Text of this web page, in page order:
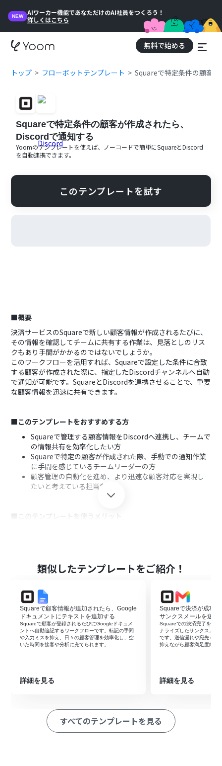
NEW
AIワーカー機能であなただけのAI社員をつくろう！
詳しくはこちら
無料で始める
トップ フローボットテンプレート Squareで特定条件の顧客
Squareで特定条件の顧客が作成されたら、
Discordで通知する
Yoomのテンプレートを使えば、ノーコードで簡単にSquareとDiscord
を自動連携できます。
このテンプレートを試す
■概要
決済サービスのSquareで新しい顧客情報が作成されるたびに、
その情報を確認してチームに共有する作業は、見落としのリス
クもあり手間がかかるのではないでしょうか。
このワークフローを活用すれば、Squareで設定した条件に合致
する顧客が作成された際に、指定したDiscordチャンネルへ自動
で通知が可能です。SquareとDiscordを連携させることで、重要
な顧客情報を迅速に共有できます。
■このテンプレートをおすすめする方
Squareで管理する顧客情報をDiscordへ連携し、チームで
の情報共有を効率化したい方
Squareで特定の顧客が作成された際、手動での通知作業
に手間を感じているチームリーダーの方
顧客管理の自動化を進め、より迅速な顧客対応を実現し
たいと考えている担当者の方
■このテンプレートを使うメリット
達漏れや遅延といったヒューマンエラーを防ぎ、迅速な情
■フローボットの流れ
はじめに、SquareとDiscordをYoomと連携します。
次に、トリガーでSquareを選択し、「顧客が作成された
ら」というアクションを設定します。
ようにします。
最後に、オペレーションでDiscordを選択し、「メッセー
※「トリガー」：フロー起動のきっかけとなるアクション、「オ
ペレーション」：トリガー起動後、フロー内で処理を行うアク
類似したテンプレートをご紹介！
Squareで顧客情報が追加されたら、Google
ドキュメントにテキストを追加する
Squareで顧客が登録されるたびにGoogleドキュメ
ントへ自動追記するワークフローです。転記の手間
や入力ミスを抑え、日々の顧客管理を効率化し、空
いた時間を接客や分析に充てられます。
詳細を見る
Squareで決済が成功
サンクスメールを送信
Squareでの決済完了をき
ナライズしたサンクスメー
です。送信漏れや宛先ミス
抑えながら顧客満足度向上
詳細を見る
すべてのテンプレートを見る